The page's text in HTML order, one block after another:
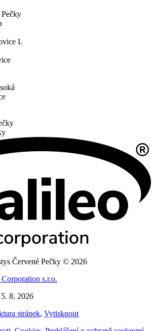
Pečky
I.
Červené Pečky © 2026
s.r.o.
8. 2026
stránek, Vytisknout